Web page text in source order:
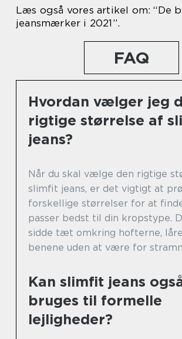
Læs også vores artikel om: “De
jeansmærker i 2021”.
FAQ
Hvordan vælger jeg
rigtige størrelse af
jeans?
Når du skal vælge den rigtige
slimfit jeans, er det vigtigt at
forskellige størrelser for at
passer bedst til din kropstype.
sidde tæt omkring hofterne,
benene uden at være for
Kan slimfit jeans
bruges til formelle
lejligheder?